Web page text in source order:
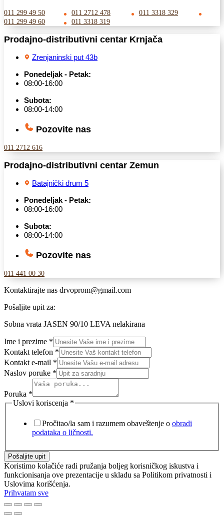
011 299 49 50 011 2712 478
011 3318 329
011 299 49 60
011 3318 319
Prodajno-distributivni centar Krnjača
Zrenjaninski put 43b
Ponedeljak - Petak:
08:00-16:00
Subota:
08:00-14:00
Pozovite nas
011 2712 616
Prodajno-distributivni centar Zemun
Batajnički drum 5
Ponedeljak - Petak:
08:00-16:00
Subota:
08:00-14:00
Pozovite nas
011 441 00 30
Kontaktirajte nas drvoprom@gmail.com
Pošaljite upit za:
Sobna vrata JASEN 90/10 LEVA nelakirana
Ime i prezime *
Kontakt telefon *
Kontakt e-mail *
Naslov poruke *
Poruka *
Uslovi koriscenja *
Pročitao/la sam i razumem obaveštenje o obradi
podataka o ličnosti.
Pošaljite upit
Koristimo kolačiće radi pružanja boljeg korisničkog iskustva i
funkcionisanja ove prezentacije u skladu sa Politikom privatnosti i
Uslovima korišćenja.
Prihvatam sve